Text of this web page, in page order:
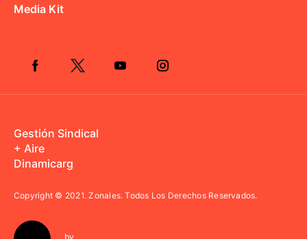
Media Kit
Gestión Sindical
+ Aire
Dinamicarg
Copyright © 2021.Zonales. Todos Los Derechos Reservados.
by